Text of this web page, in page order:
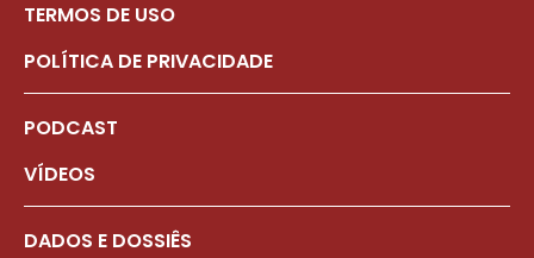
TERMOS DE USO
POLÍTICA DE PRIVACIDADE
PODCAST
VÍDEOS
DADOS E DOSSIÊS